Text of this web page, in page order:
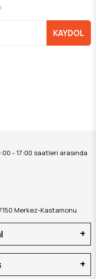
KAYDOL
- 17:00 saatleri arasında
Merkez-Kastamonu